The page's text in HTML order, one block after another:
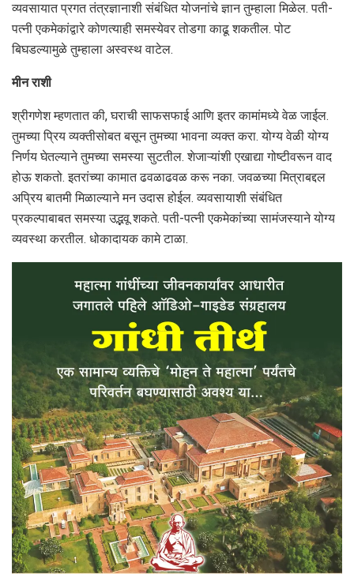
व्यवसायात प्रगत तंत्रज्ञानाशी संबंधित योजनांचे ज्ञान तुम्हाला मिळेल. पती-
पत्नी एकमेकांद्वारे कोणत्याही समस्येवर तोडगा काढू शकतील. पोट
बिघडल्यामुळे तुम्हाला अस्वस्थ वाटेल.
मीन राशी
श्रीगणेश म्‍हणतात की, घराची साफसफाई आणि इतर कामांमध्ये वेळ जाईल.
तुमच्या प्रिय व्यक्तीसोबत बसून तुमच्या भावना व्यक्त करा. योग्य वेळी योग्य
निर्णय घेतल्याने तुमच्या समस्या सुटतील. शेजाऱ्यांशी एखाद्या गोष्टीवरून वाद
होऊ शकतो. इतरांच्या कामात ढवळाढवळ करू नका. जवळच्या मित्राबद्दल
अप्रिय बातमी मिळाल्याने मन उदास होईल. व्यवसायाशी संबंधित
प्रकल्पाबाबत समस्या उद्भवू शकते. पती-पत्नी एकमेकांच्या सामंजस्याने योग्य
व्यवस्था करतील. धोकादायक कामे टाळा.